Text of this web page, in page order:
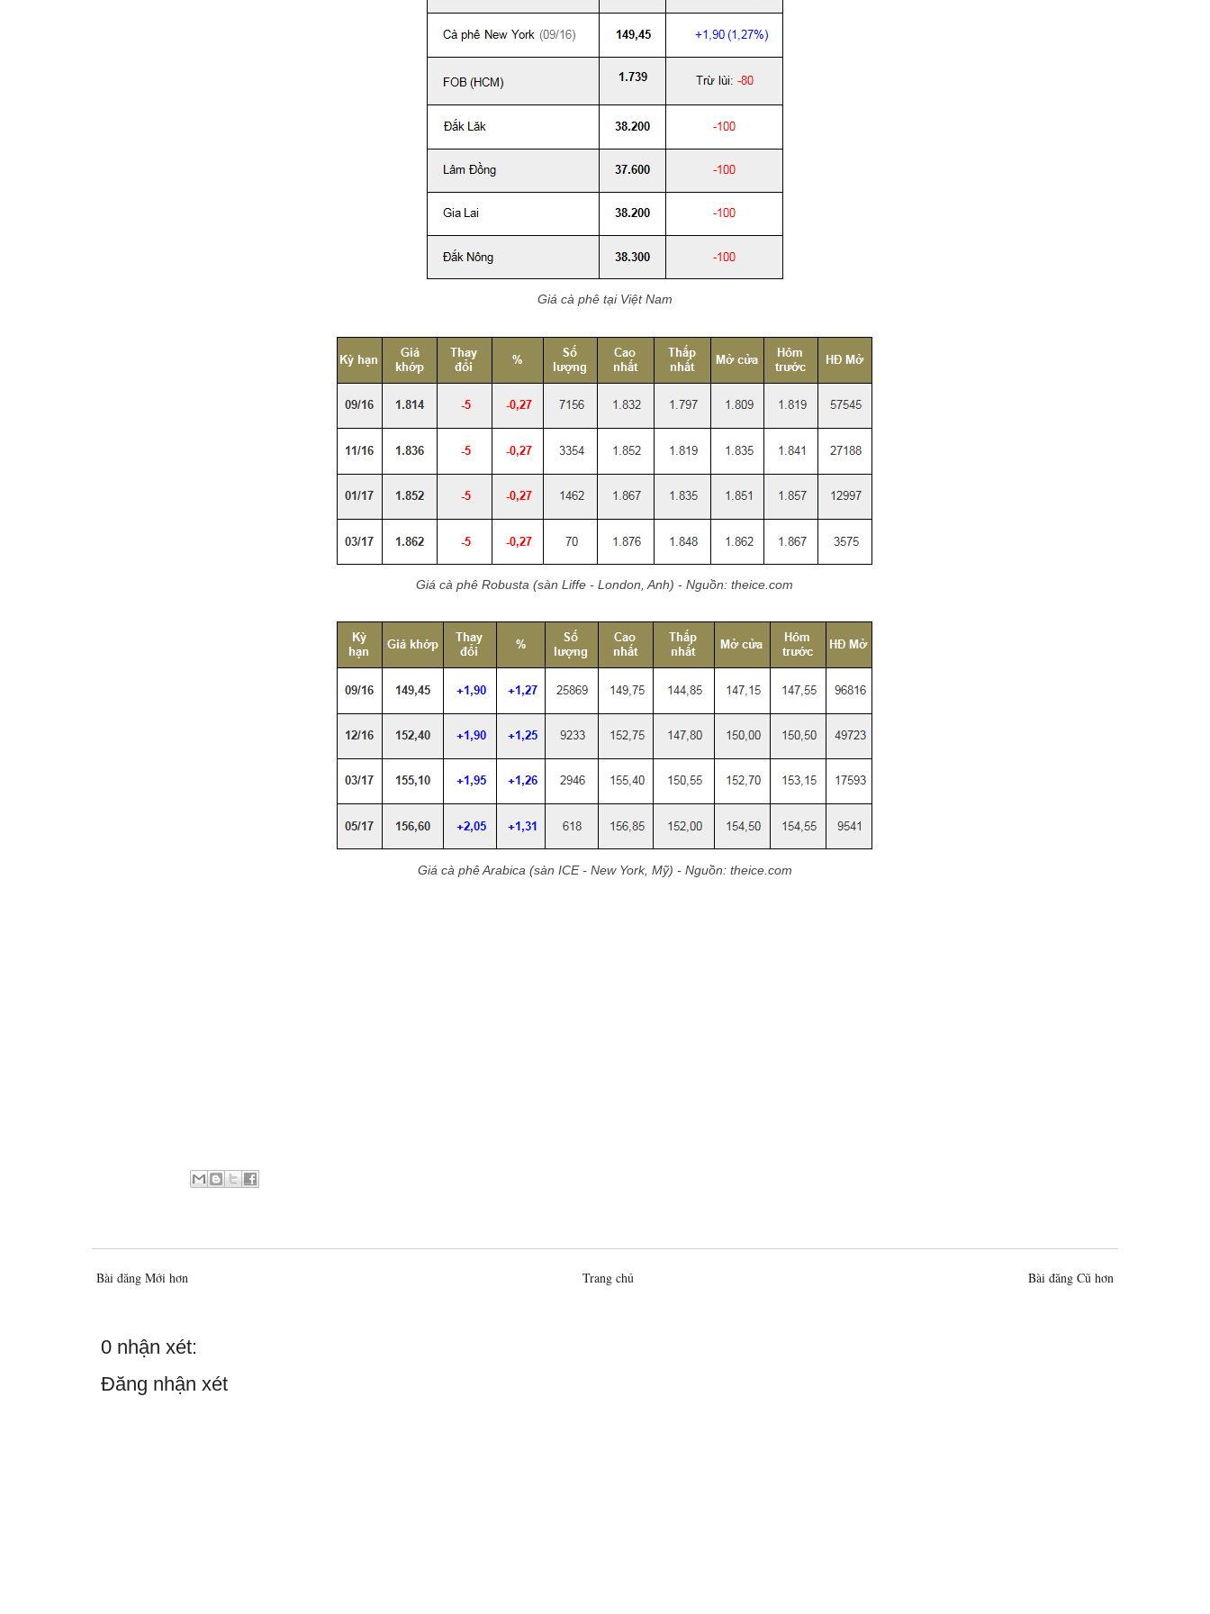
Giá cà phê tại Việt Nam
Giá cà phê Robusta (sàn Liffe - London, Anh) - Nguồn: theice.com
Giá cà phê Arabica (sàn ICE - New York, Mỹ) - Nguồn: theice.com
Bài đăng Mới hơn Bài đăng Cũ hơn
Trang chủ
0 nhận xét:
Đăng nhận xét